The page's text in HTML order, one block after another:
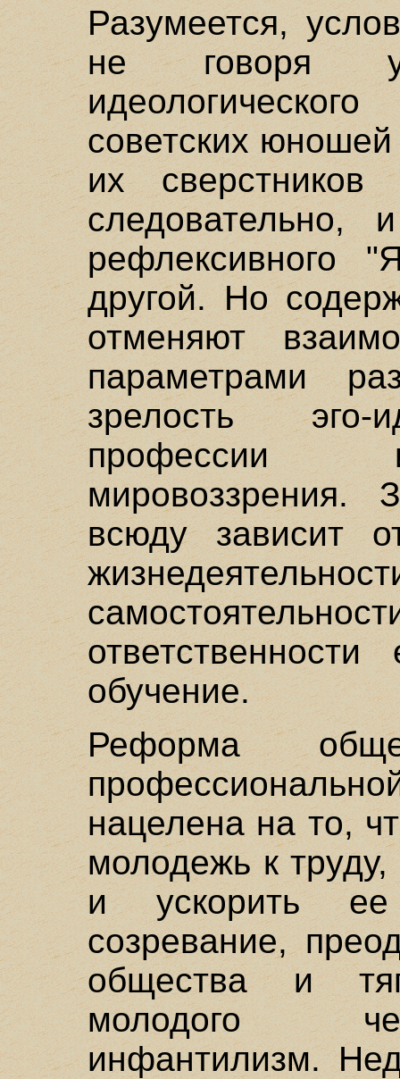
Разумеется,
не говоря
советских
их
следовательно,
рефлексивного
другой. Но
отменяют
параметрами
зрелость эго-
профессии
всюду зависит
обучение.
Реформа
нацелена на то,
молодежь к
и ускорить
созревание,
общества и
молодого
инфантилизм.